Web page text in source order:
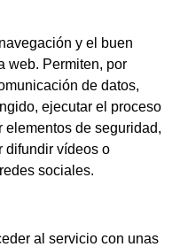
y el buen
web. Permiten, por
de datos,
ejecutar el proceso
elementos de seguridad,
difundir vídeos o
sociales.
al servicio con unas